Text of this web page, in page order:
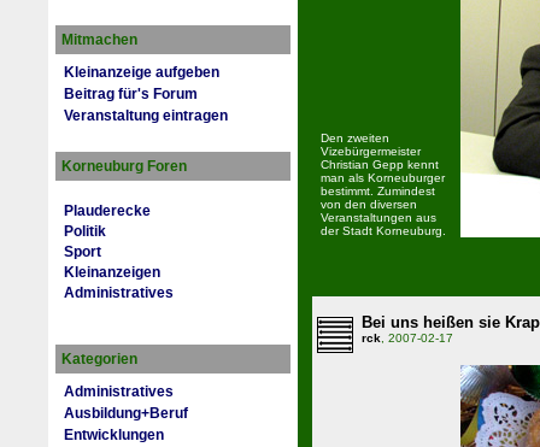
Mitmachen
Kleinanzeige aufgeben
Beitrag für's Forum
Veranstaltung eintragen
Korneuburg Foren
Plauderecke
Politik
Sport
Kleinanzeigen
Administratives
Kategorien
Administratives
Ausbildung+Beruf
Entwicklungen
Den zweiten
Vizebürgermeister
Christian Gepp kennt
man als Korneuburger
bestimmt. Zumindest
von den diversen
Veranstaltungen aus
der Stadt Korneuburg.
Bei uns heißen sie
rck, 2007-02-17